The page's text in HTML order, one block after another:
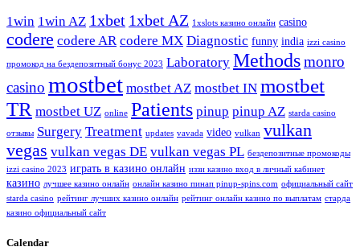
1win 1win AZ 1xbet 1xbet AZ 1xslots казино онлайн casino
codere codere AR codere MX Diagnostic funny india izzi casino
промокод на бездепозитный бонус 2023 Laboratory Methodsmonro
casino mostbet mostbet AZ mostbet IN mostbet
TR mostbet UZ online Patients pinup pinup AZ starda casino
отзывы Surgery Treatment updates vavada video vulkan vulkan
vegas vulkan vegas DE vulkan vegas PL бездепозитные промокоды
izzi casino 2023 играть в казино онлайн иззи казино вход в личный кабинет
казино лучшее казино онлайн онлайн казино пинап pinup-spins.com официальный сайт
starda casino рейтинг лучших казино онлайн рейтинг онлайн казино по выплатам старда
казино официальный сайт
Calendar